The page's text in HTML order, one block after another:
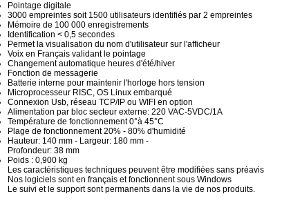
Pointage digitale
3000 empreintes soit 1500 utilisateurs identifiés par 2 empreintes
Mémoire de 100 000 enregistrements
Identification < 0,5 secondes
Permet la visualisation du nom d'utilisateur sur l'afficheur
Voix en Français validant le pointage
Changement automatique heures d'été/hiver
Fonction de messagerie
Batterie interne pour maintenir l'horloge hors tension
Microprocesseur RISC, OS Linux embarqué
Connexion Usb, réseau TCP/IP ou WIFI en option
Alimentation par bloc secteur externe: 220 VAC-5VDC/1A
Température de fonctionnement 0°à 45°C
Plage de fonctionnement 20% - 80% d'humidité
Hauteur: 140 mm - Largeur: 180 mm -
Profondeur: 38 mm
Poids : 0,900 kg
Les caractéristiques techniques peuvent être modifiées sans préavis
Nos logiciels sont en français et fonctionnent sous Windows
Le suivi et le support sont permanents dans la vie de nos produits.